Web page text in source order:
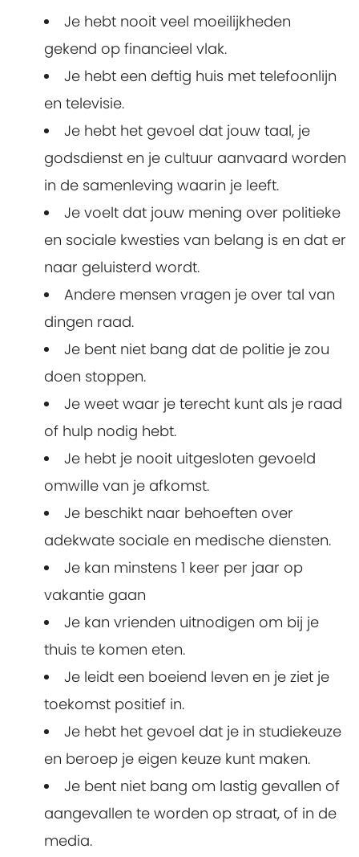
Je hebt nooit veel moeilijkheden
gekend op financieel vlak.
Je hebt een deftig huis met telefoonlijn
en televisie.
Je hebt het gevoel dat jouw taal, je
godsdienst en je cultuur aanvaard worden
in de samenleving waarin je leeft.
Je voelt dat jouw mening over politieke
en sociale kwesties van belang is en dat er
naar geluisterd wordt.
Andere mensen vragen je over tal van
dingen raad.
Je bent niet bang dat de politie je zou
doen stoppen.
Je weet waar je terecht kunt als je raad
of hulp nodig hebt.
Je hebt je nooit uitgesloten gevoeld
omwille van je afkomst.
Je beschikt naar behoeften over
adekwate sociale en medische diensten.
Je kan minstens 1 keer per jaar op
vakantie gaan
Je kan vrienden uitnodigen om bij je
thuis te komen eten.
Je leidt een boeiend leven en je ziet je
toekomst positief in.
Je hebt het gevoel dat je in studiekeuze
en beroep je eigen keuze kunt maken.
Je bent niet bang om lastig gevallen of
aangevallen te worden op straat, of in de
media.